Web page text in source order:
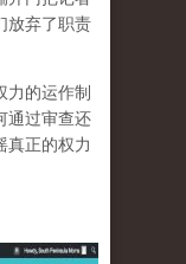
弃了职责
力的运作制
通过审查还
真正的权力